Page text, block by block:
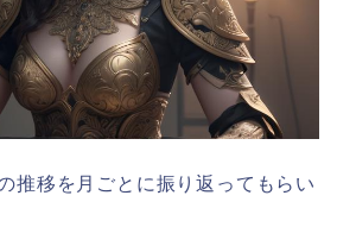
推移を月ごとに振り返ってもらい